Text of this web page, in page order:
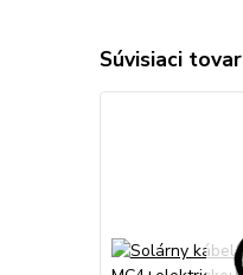
Súvisiaci tovar